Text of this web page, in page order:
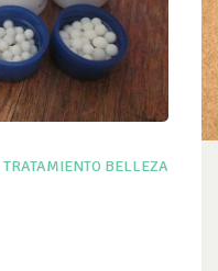
TRATAMIENTO BELLEZA